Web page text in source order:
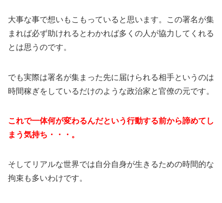
大事な事で想いもこもっていると思います。この署名が集
まれば必ず助けれるとわかれば多くの人が協力してくれる
とは思うのです。
でも実際は署名が集まった先に届けられる相手というのは
時間稼ぎをしているだけのような政治家と官僚の元です。
これで一体何が変わるんだという行動する前から諦めてし
まう気持ち・・・。
そしてリアルな世界では自分自身が生きるための時間的な
拘束も多いわけです。